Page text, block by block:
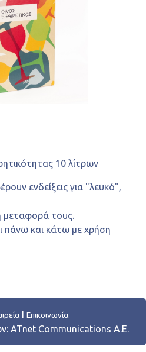
10 λίτρων
ενδείξεις για "λευκό",
μεταφορά τους.
πάνω και κάτω με χρήση
Επικοινωνία
ATnet Communications Α.Ε.